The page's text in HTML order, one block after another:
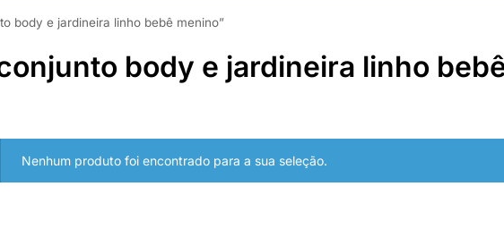
body e jardineira linho bebê menino”
body e jardineira linho
Nenhum produto foi encontrado para a sua seleção.